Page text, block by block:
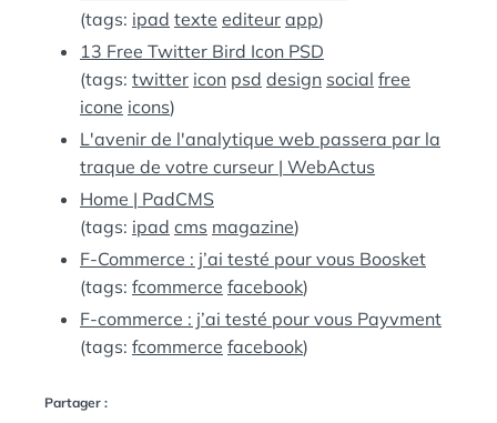
(tags: ipad texte editeur app)
13 Free Twitter Bird Icon PSD
(tags: twitter icon psd design social free
icone icons)
L'avenir de l'analytique web passera par la
traque de votre curseur | WebActus
Home | PadCMS
(tags: ipad cms magazine)
F-Commerce : j’ai testé pour vous Boosket
(tags: fcommerce facebook)
F-commerce : j’ai testé pour vous Payvment
(tags: fcommerce facebook)
Partager :